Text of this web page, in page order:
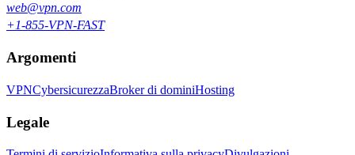
web@vpn.com
+1-855-VPN-FAST
Argomenti
VPNCybersicurezzaBroker di dominiHosting
Legale